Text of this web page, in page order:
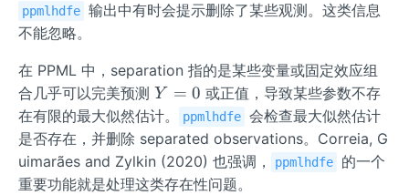
ppmlhdfe 输出中有时会提示删除了某些观测。这类信息
不能忽略。
在 PPML 中，separation 指的是某些变量或固定效应组
合几乎可以完美预测 Y
=
0
Y = 0 或正值，导致某些参数不存
在有限的最大似然估计。
ppmlhdfe 会检查最大似然估计
是否存在，并删除 separated observations。Correia, G
uimarães and Zylkin (2020) 也强调，
ppmlhdfe
的一个
重要功能就是处理这类存在性问题。